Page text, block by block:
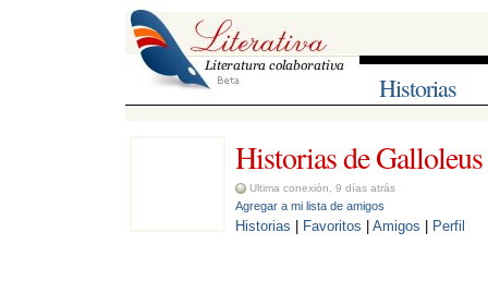
Historias
Historias de
Ultima conexión, 9 días atrás
Agregar a mi lista de amigos
Historias Favoritos Amigos Perfil